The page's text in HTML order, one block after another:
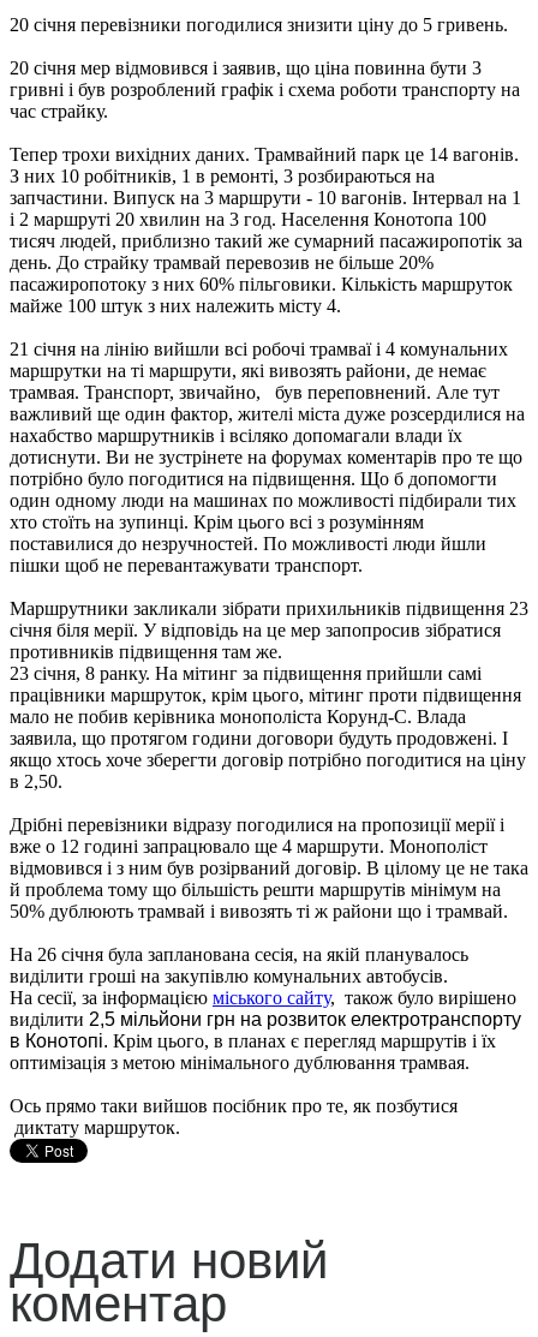
20 січня перевізники погодилися знизити ціну до 5 гривень.
20 січня мер відмовився і заявив, що ціна повинна бути 3
гривні і був розроблений графік і схема роботи транспорту на
час страйку.
Тепер трохи вихідних даних. Трамвайний парк це 14 вагонів.
З них 10 робітників, 1 в ремонті, 3 розбираються на
запчастини. Випуск на 3 маршрути - 10 вагонів. Інтервал на 1
і 2 маршруті 20 хвилин на 3 год. Населення Конотопа 100
тисяч людей, приблизно такий же сумарний пасажиропотік за
день. До страйку трамвай перевозив не більше 20%
пасажиропотоку з них 60% пільговики. Кількість маршруток
майже 100 штук з них належить місту 4.
21 січня на лінію вийшли всі робочі трамваї і 4 комунальних
маршрутки на ті маршрути, які вивозять райони, де немає
трамвая. Транспорт, звичайно, був переповнений. Але тут
важливий ще один фактор, жителі міста дуже розсердилися на
нахабство маршрутників і всіляко допомагали влади їх
дотиснути. Ви не зустрінете на форумах коментарів про те що
потрібно було погодитися на підвищення. Що б допомогти
один одному люди на машинах по можливості підбирали тих
хто стоїть на зупинці. Крім цього всі з розумінням
поставилися до незручностей. По можливості люди йшли
пішки щоб не перевантажувати транспорт.
Маршрутники закликали зібрати прихильників підвищення 23
січня біля мерії. У відповідь на це мер запопросив зібратися
противників підвищення там же.
23 січня, 8 ранку. На мітинг за підвищення прийшли самі
працівники маршруток, крім цього, мітинг проти підвищення
мало не побив керівника монополіста Корунд-С. Влада
заявила, що протягом години договори будуть продовжені. І
якщо хтось хоче зберегти договір потрібно погодитися на ціну
в 2,50.
Дрібні перевізники відразу погодилися на пропозиції мерії і
вже о 12 годині запрацювало ще 4 маршрути. Монополіст
відмовився і з ним був розірваний договір. В цілому це не така
й проблема тому що більшість решти маршрутів мінімум на
50% дублюють трамвай і вивозять ті ж райони що і трамвай.
На 26 січня була запланована сесія, на якій планувалось
виділити гроші на закупівлю комунальних автобусів.
На сесії, за інформацією міського сайту, також було вирішено
виділити 2,5 мільйони грн на розвиток електротранспорту
в Конотопі. Крім цього, в планах є перегляд маршрутів і їх
оптимізація з метою мінімального дублювання трамвая.
Ось прямо таки вийшов посібник про те, як позбутися
диктату маршруток.
Додати новий
коментар